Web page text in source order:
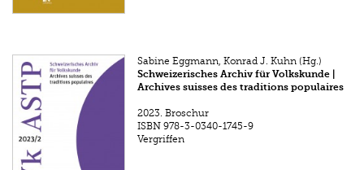
Sabine Eggmann, Konrad J. Kuhn (Hg.)
Schweizerisches Archiv für Volkskunde |
Archives suisses des traditions populaires
2023. Broschur
ISBN 978-3-0340-1745-9
Vergriffen